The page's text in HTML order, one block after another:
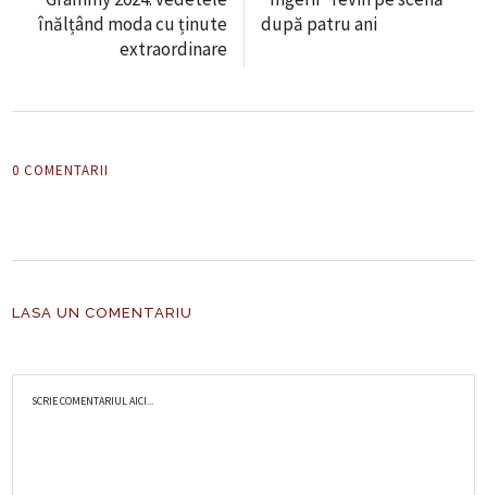
înălțând moda cu ținute
extraordinare
după patru ani
0 COMENTARII
LASA UN COMENTARIU